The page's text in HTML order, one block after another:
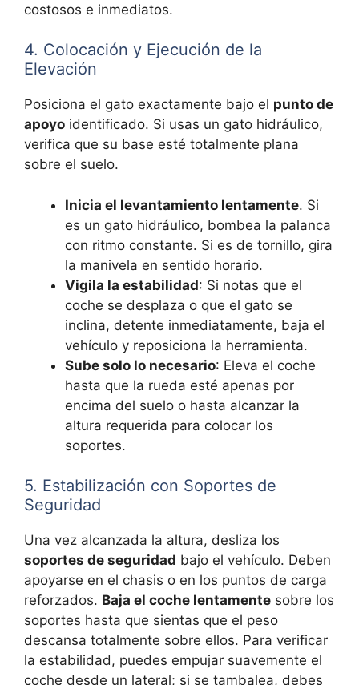
costosos e inmediatos.
4. Colocación y Ejecución de la
Elevación
Posiciona el gato exactamente bajo el punto de
apoyo identificado. Si usas un gato hidráulico,
verifica que su base esté totalmente plana
sobre el suelo.
Inicia el levantamiento lentamente. Si
es un gato hidráulico, bombea la palanca
con ritmo constante. Si es de tornillo, gira
la manivela en sentido horario.
Vigila la estabilidad: Si notas que el
coche se desplaza o que el gato se
inclina, detente inmediatamente, baja el
vehículo y reposiciona la herramienta.
Sube solo lo necesario: Eleva el coche
hasta que la rueda esté apenas por
encima del suelo o hasta alcanzar la
altura requerida para colocar los
soportes.
5. Estabilización con Soportes de
Seguridad
Una vez alcanzada la altura, desliza los
soportes de seguridad bajo el vehículo. Deben
apoyarse en el chasis o en los puntos de carga
reforzados. Baja el coche lentamente sobre los
soportes hasta que sientas que el peso
descansa totalmente sobre ellos. Para verificar
la estabilidad, puedes empujar suavemente el
coche desde un lateral; si se tambalea, debes